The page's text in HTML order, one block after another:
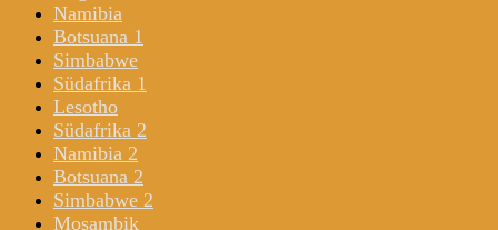
Namibia
Botsuana 1
Simbabwe
Südafrika 1
Lesotho
Südafrika 2
Namibia 2
Botsuana 2
Simbabwe 2
Mosambik